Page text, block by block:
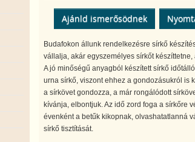
Ajánld ismerősödnek
Budafokon állunk rendelkezésre sírkő
vállalja, akár egyszemélyes sírkőt
A jó minőségű anyagból készített sírkő
urna sírkő, viszont ehhez a gondozásukról is
a sírkövet gondozza, a már rongálódott
kívánja, elbontjuk. Az idő zord foga a sírkőre
évenként a betűk kikopnak, olvashatatlanná
sírkő tisztítását.